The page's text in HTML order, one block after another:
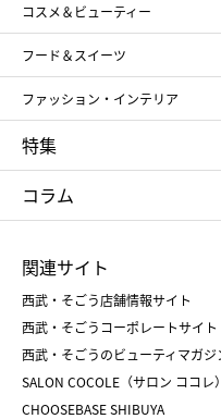
メンズ
スポーツ・アウトドア
お中元
コスメ＆ビューティー
SHISEIDO
ポール&ジョー ボーテ
NARS
RMK
クリニーク
フード＆スイーツ
アンリ・シャルパンティエ
ゴディバ
たねや
ねんりん家
ファッション・インテリア
ポロ ラルフ ローレン
タケオ キクチ
シュタイフ
特集
お中元
ひな人形
父の日
クリスマスケーキ
ホワイトデー
コラム
菓子折り
和菓子
人気のギフト
バレンタイン
おせち
関連サイト
西武・そごう店舗情報サイト
西武・そごうコーポレートサイト
西武・そごうのビューティマガジ
SALON COCOLE（サロン ココレ）
CHOOSEBASE SHIBUYA